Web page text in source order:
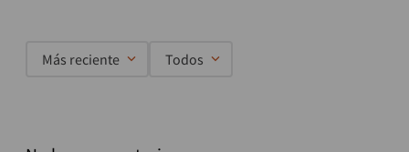
Más reciente Todos